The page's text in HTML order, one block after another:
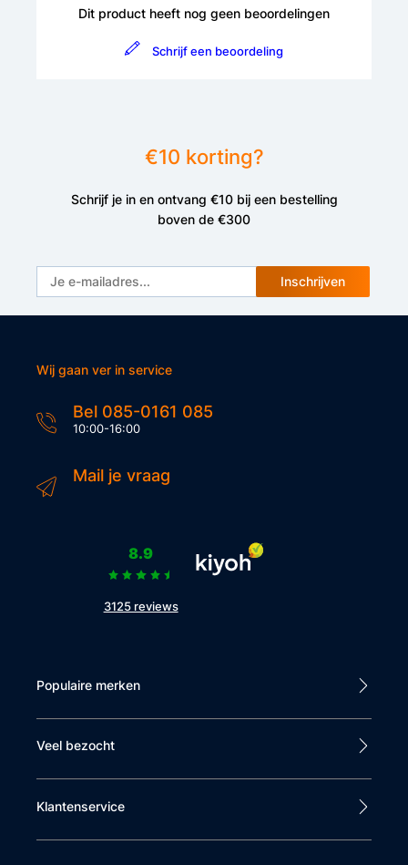
Dit product heeft nog geen beoordelingen
Schrijf een beoordeling
€10 korting?
Schrijf je in en ontvang €10 bij een bestelling
boven de €300
Inschrijven
Wij gaan ver in service
Bel 085-0161 085
10:00-16:00
Mail je vraag
8.9
3125 reviews
Populaire merken
Veel bezocht
Klantenservice